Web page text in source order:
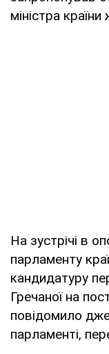
міністра країни
На зустрічі в
парламенту
кандидатуру
Гречаної на
повідомило
парламенті,